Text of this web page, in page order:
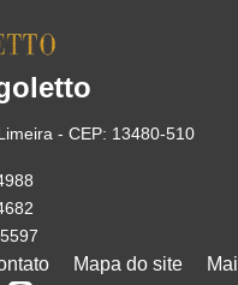
- CEP: 13480-510
Mapa do site